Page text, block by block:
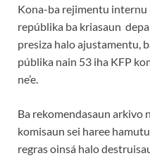
Kona-ba rejimentu internu
repúblika ba kriasaun
presiza halo ajustamentu,
públika nain 53 iha KFP
ne’e.
Ba rekomendasaun arkivo
komisaun sei haree
regras oinsá halo